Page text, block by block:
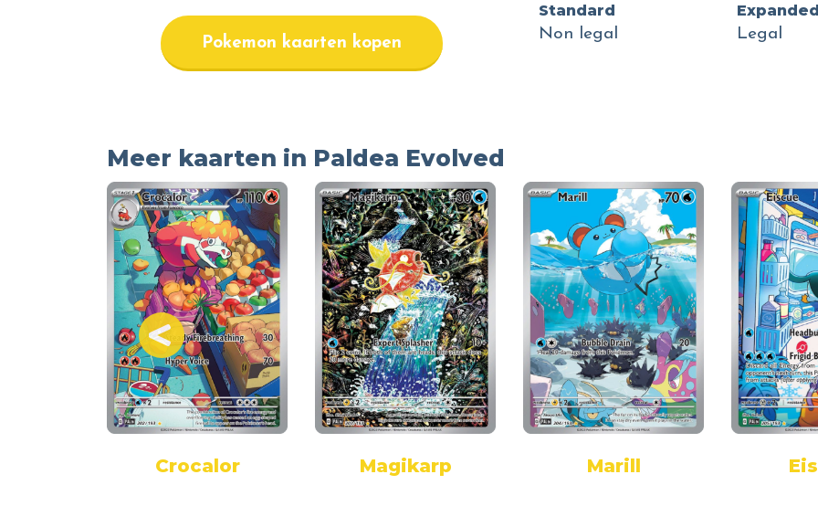
Pokemon kaarten kopen
Standard
Non legal
Expanded
Legal
Meer kaarten in Paldea Evolved
Crocalor Magikarp Marill